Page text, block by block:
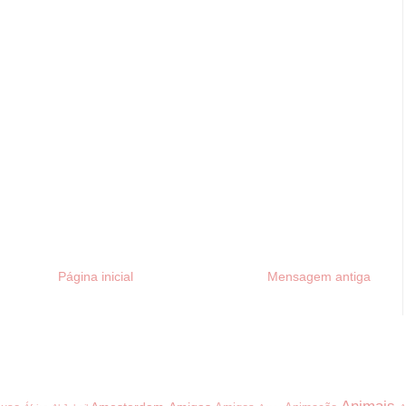
Mensagem antiga
Página inicial